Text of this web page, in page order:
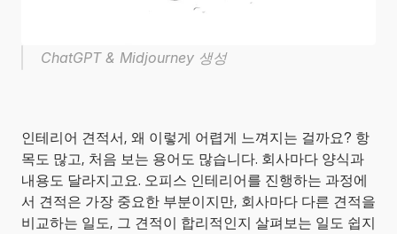
ChatGPT & Midjourney 생성
인테리어 견적서, 왜 이렇게 어렵게 느껴지는 걸까요? 항
목도 많고, 처음 보는 용어도 많습니다. 회사마다 양식과
내용도 달라지고요. 오피스 인테리어를 진행하는 과정에
서 견적은 가장 중요한 부분이지만, 회사마다 다른 견적을
비교하는 일도, 그 견적이 합리적인지 살펴보는 일도 쉽지